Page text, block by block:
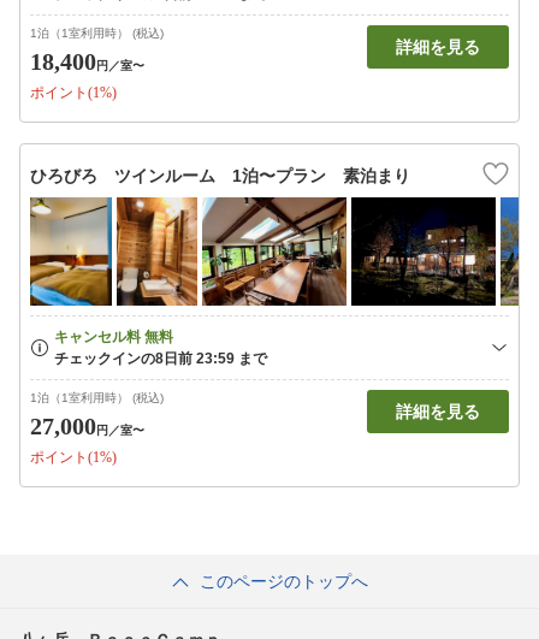
1泊（1室利用時） (税込)
18,400円 ／室〜
ポイント(1%)
詳細を見る
ひろびろ ツインルーム 1泊〜プラン 素泊まり
1泊（1室利用時） (税込)
27,000円 ／室〜
ポイント(1%)
詳細を見る
このページのトップへ